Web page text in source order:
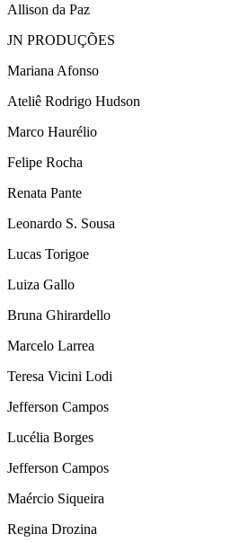
Allison da Paz
JN PRODUÇÕES
Mariana Afonso
Ateliê Rodrigo Hudson
Marco Haurélio
Felipe Rocha
Renata Pante
Leonardo S. Sousa
Lucas Torigoe
Luiza Gallo
Bruna Ghirardello
Marcelo Larrea
Teresa Vicini Lodi
Jefferson Campos
Lucélia Borges
Jefferson Campos
Maércio Siqueira
Regina Drozina